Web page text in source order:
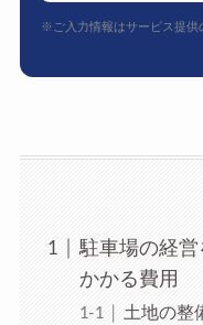
※ご入力情報はサービス提供
駐車場の経
かかる費用
土地の整